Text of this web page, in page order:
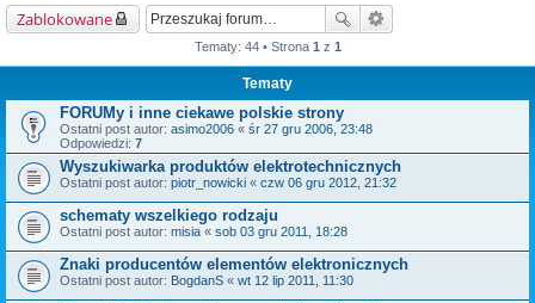
Zablokowane
Tematy: 44 • Strona 1 z 1
Tematy
FORUMy i inne ciekawe polskie strony
Ostatni post autor: asimo2006 « śr 27 gru 2006, 23:48
Odpowiedzi: 7
Wyszukiwarka produktów elektrotechnicznych
Ostatni post autor: piotr_nowicki « czw 06 gru 2012, 21:32
schematy wszelkiego rodzaju
Ostatni post autor: misia « sob 03 gru 2011, 18:28
Znaki producentów elementów elektronicznych
Ostatni post autor: BogdanS « wt 12 lip 2011, 11:30